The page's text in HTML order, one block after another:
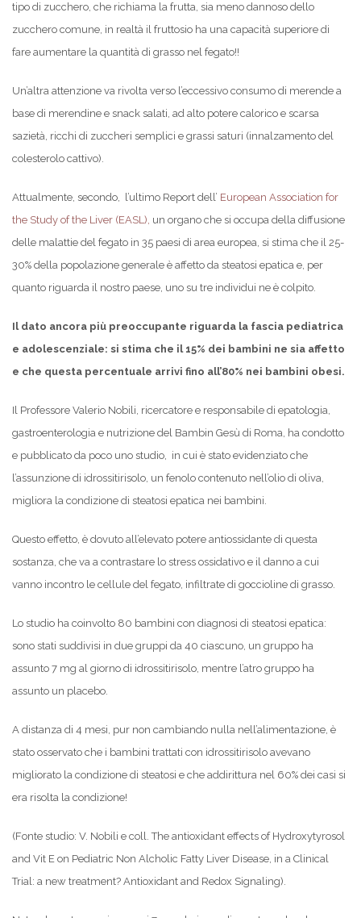
tipo di zucchero, che richiama la frutta, sia meno dannoso dello
zucchero comune, in realtà il fruttosio ha una capacità superiore di
fare aumentare la quantità di grasso nel fegato!!
Un’altra attenzione va rivolta verso l’eccessivo consumo di merende a
base di merendine e snack salati, ad alto potere calorico e scarsa
sazietà, ricchi di zuccheri semplici e grassi saturi (innalzamento del
colesterolo cattivo).
Attualmente, secondo, l’ultimo Report dell’ European Association for
the Study of the Liver (EASL), un organo che si occupa della diffusione
delle malattie del fegato in 35 paesi di area europea, si stima che il 25-
30% della popolazione generale è affetto da steatosi epatica e, per
quanto riguarda il nostro paese, uno su tre individui ne è colpito.
Il dato ancora più preoccupante riguarda la fascia pediatrica
e adolescenziale: si stima che il 15% dei bambini ne sia affetto
e che questa percentuale arrivi fino all’80% nei bambini obesi.
Il Professore Valerio Nobili, ricercatore e responsabile di epatologia,
gastroenterologia e nutrizione del Bambin Gesù di Roma, ha condotto
e pubblicato da poco uno studio, in cui è stato evidenziato che
l’assunzione di idrossitirisolo, un fenolo contenuto nell’olio di oliva,
migliora la condizione di steatosi epatica nei bambini.
Questo effetto, è dovuto all’elevato potere antiossidante di questa
sostanza, che va a contrastare lo stress ossidativo e il danno a cui
vanno incontro le cellule del fegato, infiltrate di goccioline di grasso.
Lo studio ha coinvolto 80 bambini con diagnosi di steatosi epatica:
sono stati suddivisi in due gruppi da 40 ciascuno, un gruppo ha
assunto 7 mg al giorno di idrossitirisolo, mentre l’atro gruppo ha
assunto un placebo.
A distanza di 4 mesi, pur non cambiando nulla nell’alimentazione, è
stato osservato che i bambini trattati con idrossitirisolo avevano
migliorato la condizione di steatosi e che addirittura nel 60% dei casi si
era risolta la condizione!
(Fonte studio: V. Nobili e coll. The antioxidant effects of Hydroxytyrosol
and Vit E on Pediatric Non Alcholic Fatty Liver Disease, in a Clinical
Trial: a new treatment? Antioxidant and Redox Signaling).